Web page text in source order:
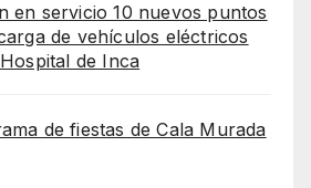
en servicio 10 nuevos puntos
de vehículos eléctricos
de Inca
de fiestas de Cala Murada